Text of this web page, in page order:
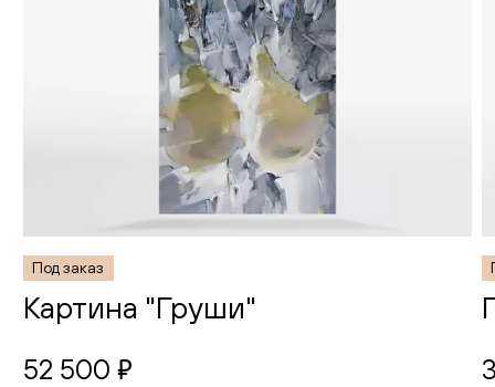
Картина "Груши"
Под заказ
52 500 руб.